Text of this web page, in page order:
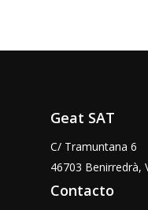
Geat SAT
C/ Tramuntana 6
46703 Benirredrà,
Contacto